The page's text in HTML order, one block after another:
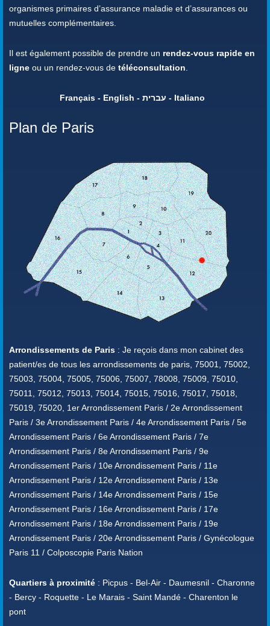
organismes primaires d’assurance maladie et d’assurances ou
mutuelles complémentaires.
Il est également possible de prendre un rendez-vous rapide en
ligne ou un rendez-vous de téléconsultation.
Français - English - עברית - Italiano
Plan de Paris
Arrondissements de Paris : Je reçois dans mon cabinet des
patient/es de tous les arrondissements de paris, 75001, 75002,
75003, 75004, 75005, 75006, 75007, 78008, 75009, 75010,
75011, 75012, 75013, 75014, 75015, 75016, 75017, 75018,
75019, 75020, 1er Arrondissement Paris / 2e Arrondissement
Paris / 3e Arrondissement Paris / 4e Arrondissement Paris / 5e
Arrondissement Paris / 6e Arrondissement Paris / 7e
Arrondissement Paris / 8e Arrondissement Paris / 9e
Arrondissement Paris / 10e Arrondissement Paris / 11e
Arrondissement Paris / 12e Arrondissement Paris / 13e
Arrondissement Paris / 14e Arrondissement Paris / 15e
Arrondissement Paris / 16e Arrondissement Paris / 17e
Arrondissement Paris / 18e Arrondissement Paris / 19e
Arrondissement Paris / 20e Arrondissement Paris / Gynécologue
Paris 11 / Colposcopie Paris Nation
Quartiers à proximité : Picpus - Bel-Air - Daumesnil - Charonne
- Bercy - Roquette - Le Marais - Saint Mandé - Charenton le
pont